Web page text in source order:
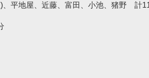
、平地屋、近藤、富田、小池、猪野 計